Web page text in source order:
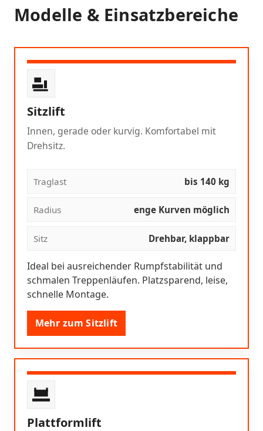
Modelle & Einsatzbereiche
Sitzlift
Innen, gerade oder kurvig. Komfortabel mit
Drehsitz.
Traglast bis 140 kg
Radius enge Kurven möglich
Sitz Drehbar, klappbar
Ideal bei ausreichender Rumpfstabilität und
schmalen Treppenläufen. Platzsparend, leise,
schnelle Montage.
Mehr zum Sitzlift
Plattformlift